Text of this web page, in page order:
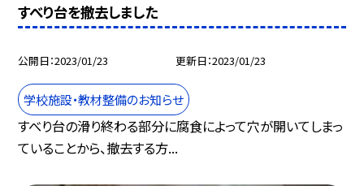
すべり台を撤去しました
公開日 2023/01/23 更新日 2023/01/23
学校施設・教材整備のお知らせ
すべり台の滑り終わる部分に腐食によって穴が開いてしまっ
ていることから、撤去する方...